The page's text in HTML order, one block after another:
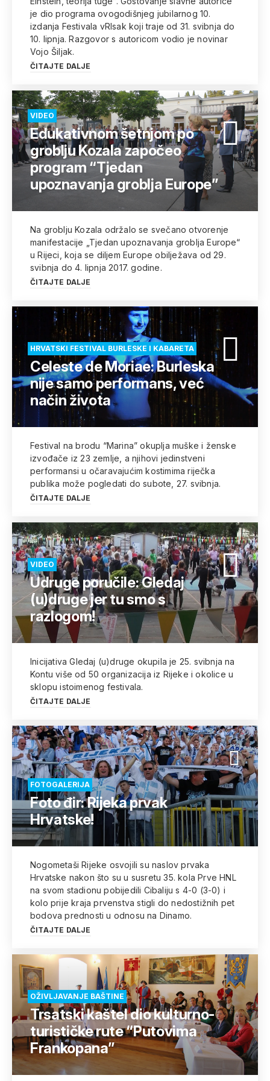
je dio programa ovogodišnjeg jubilarnog 10.
izdanja Festivala vRIsak koji traje od 31. svibnja do
10. lipnja. Razgovor s autoricom vodio je novinar
Vojo Šiljak.
ČITAJTE DALJE
VIDEO
Edukativnom šetnjom po
groblju Kozala započeo
program “Tjedan
upoznavanja groblja Europe”
Na groblju Kozala održalo se svečano otvorenje
manifestacije „Tjedan upoznavanja groblja Europe“
u Rijeci, koja se diljem Europe obilježava od 29.
svibnja do 4. lipnja 2017. godine.
ČITAJTE DALJE
HRVATSKI FESTIVAL BURLESKE I KABARETA
Celeste de Moriae: Burleska
nije samo performans, već
način života
Festival na brodu “Marina” okuplja muške i ženske
izvođače iz 23 zemlje, a njihovi jedinstveni
performansi u očaravajućim kostimima riječka
publika može pogledati do subote, 27. svibnja.
ČITAJTE DALJE
VIDEO
Udruge poručile: Gledaj
(u)druge jer tu smo s
razlogom!
Inicijativa Gledaj (u)druge okupila je 25. svibnja na
Kontu više od 50 organizacija iz Rijeke i okolice u
sklopu istoimenog festivala.
ČITAJTE DALJE
FOTOGALERIJA
Foto đir: Rijeka prvak
Hrvatske!
Nogometaši Rijeke osvojili su naslov prvaka
Hrvatske nakon što su u susretu 35. kola Prve HNL
na svom stadionu pobijedili Cibaliju s 4-0 (3-0) i
kolo prije kraja prvenstva stigli do nedostižnih pet
bodova prednosti u odnosu na Dinamo.
ČITAJTE DALJE
OŽIVLJAVANJE BAŠTINE
Trsatski kaštel dio kulturno-
turističke rute “Putovima
Frankopana”